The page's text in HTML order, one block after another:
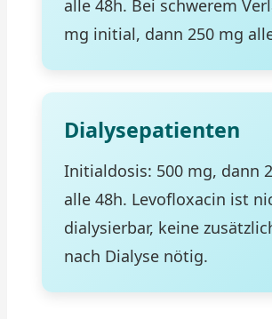
alle 48h. Bei schwerem
mg initial, dann 250 mg
Dialysepatienten
Initialdosis: 500 mg, dann
alle 48h. Levofloxacin ist
dialysierbar, keine
nach Dialyse nötig.